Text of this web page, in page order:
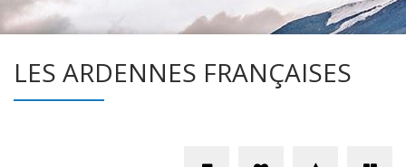
LES ARDENNES FRANÇAISES